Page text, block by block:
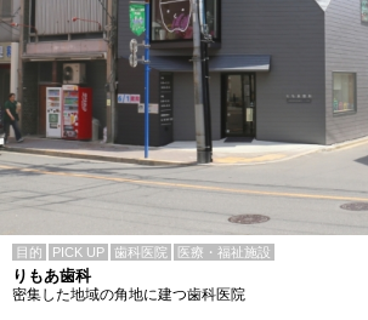
目的 PICK UP 歯科医院 医療・福祉施設
りもあ歯科
密集した地域の角地に建つ歯科医院